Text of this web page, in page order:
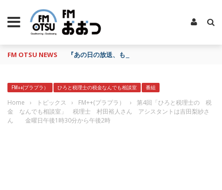
FM OTSU NEWS 『あの日の放送、もう一度聴きたいな…』にお応え
FM++(プラプラ） ひろと税理士の税金なんでも相談室 番組
Home › トピックス › FM++(プラプラ） ›
第4回「ひろと税理士の 税
金 なんでも相談室」 税理士 村田裕人さん アシスタントは吉田梨紗さ
ん 金曜日午後1時30分から午後2時